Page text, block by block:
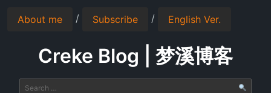
About me / Subscribe / English Ver.
Creke Blog | 梦溪博客